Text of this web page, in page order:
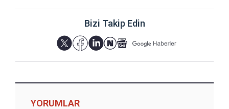
Bizi Takip Edin
YORUMLAR